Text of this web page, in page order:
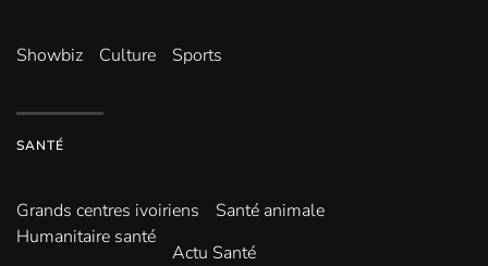
Showbiz Culture Sports
SANTÉ
Grands centres ivoiriens
Santé animale
Humanitaire santé
Actu Santé